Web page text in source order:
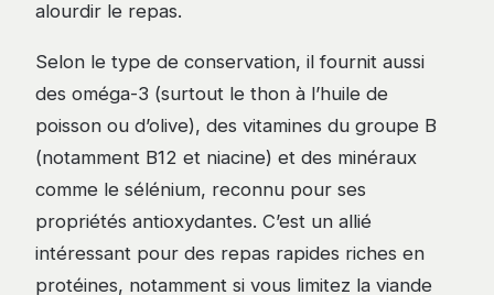
alourdir le repas.
Selon le type de conservation, il fournit aussi
des oméga-3 (surtout le thon à l’huile de
poisson ou d’olive), des vitamines du groupe B
(notamment B12 et niacine) et des minéraux
comme le sélénium, reconnu pour ses
propriétés antioxydantes. C’est un allié
intéressant pour des repas rapides riches en
protéines, notamment si vous limitez la viande